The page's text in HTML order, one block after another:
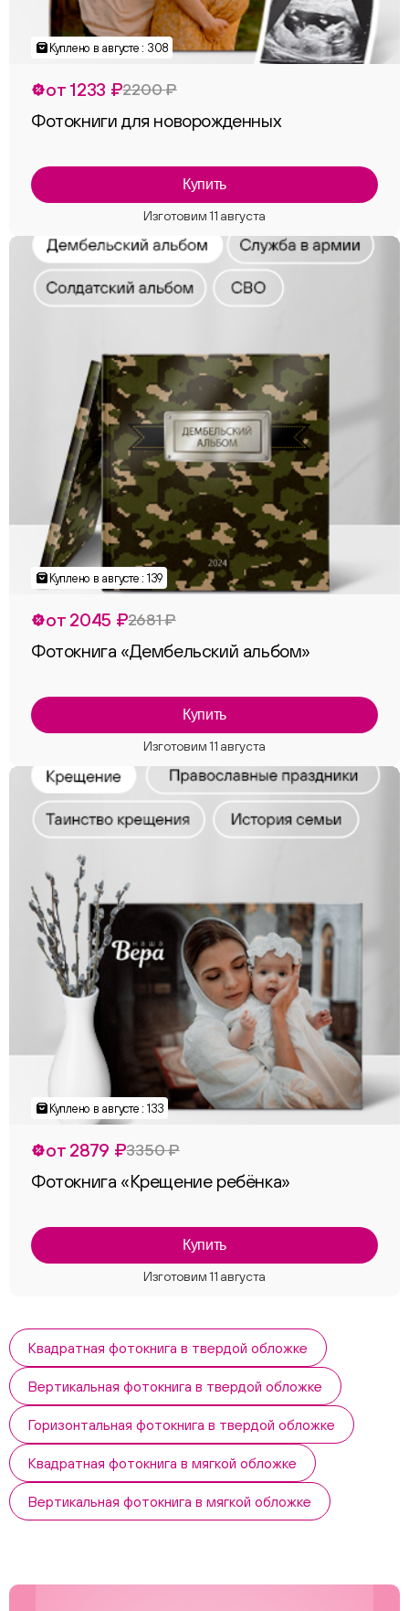
Куплено в августе : 308
от 1233 ₽2200 ₽
Фотокниги для новорожденных
Купить
Куплено в августе : 139
от 2045 ₽2681 ₽
Фотокнига «Дембельский альбом»
Купить
Куплено в августе : 133
от 2879 ₽3350 ₽
Фотокнига «Крещение ребёнка»
Купить
Квадратная фотокнига в твердой обложке
Вертикальная фотокнига в твердой обложке
Горизонтальная фотокнига в твердой обложке
Квадратная фотокнига в мягкой обложке
Вертикальная фотокнига в мягкой обложке